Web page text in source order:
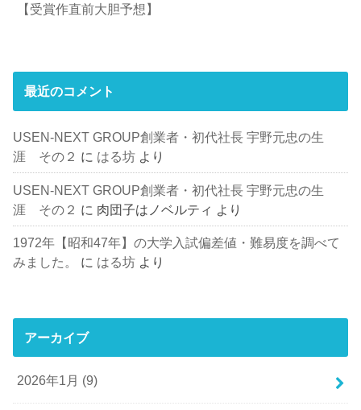
【受賞作直前大胆予想】
最近のコメント
USEN-NEXT GROUP創業者・初代社長 宇野元忠の生
涯 その２ に はる坊 より
USEN-NEXT GROUP創業者・初代社長 宇野元忠の生
涯 その２ に 肉団子はノベルティ より
1972年【昭和47年】の大学入試偏差値・難易度を調べて
みました。
に はる坊 より
アーカイブ
2026年1月 (9)